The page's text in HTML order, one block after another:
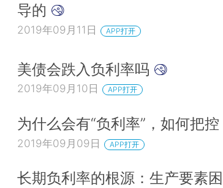
导的
2019年09月11日 APP打开
美债会跌入负利率吗
2019年09月10日 APP打开
为什么会有“负利率”，如何把控
2019年09月09日 APP打开
长期负利率的根源：生产要素困